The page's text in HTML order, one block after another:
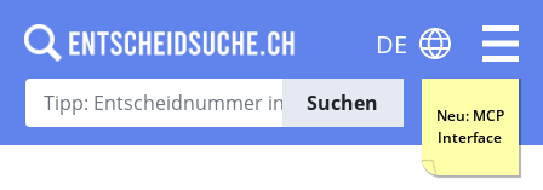
Suchen
Neu: MCP
Interface
DE